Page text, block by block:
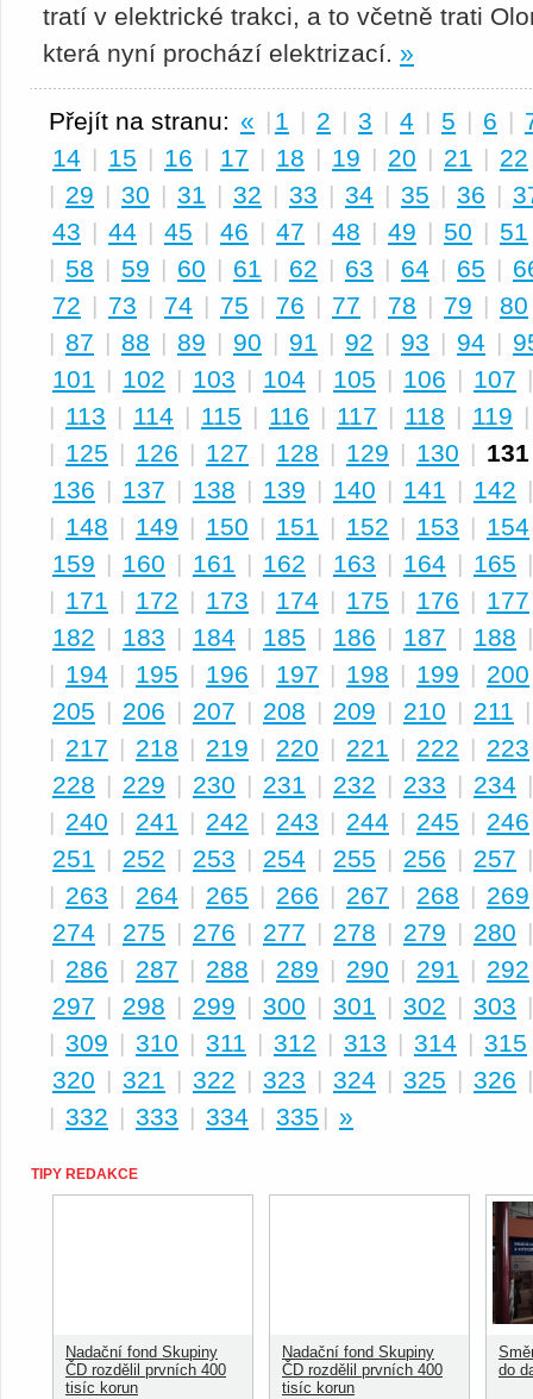
tratí v elektrické trakci, a to včetně trati
která nyní prochází elektrizací. »
Přejít na stranu: « | 1 | 2 | 3 | 4 | 5 | 6 |
14 | 15 | 16 | 17 | 18 | 19 | 20 | 21 | 22
| 29 | 30 | 31 | 32 | 33 | 34 | 35 | 36 |
43 | 44 | 45 | 46 | 47 | 48 | 49 | 50 | 51
| 58 | 59 | 60 | 61 | 62 | 63 | 64 | 65 |
72 | 73 | 74 | 75 | 76 | 77 | 78 | 79 | 80
| 87 | 88 | 89 | 90 | 91 | 92 | 93 | 94 |
101 | 102 | 103 | 104 | 105 | 106 | 107
| 113 | 114 | 115 | 116 | 117 | 118 | 119
| 125 | 126 | 127 | 128 | 129 | 130 | 131
136 | 137 | 138 | 139 | 140 | 141 | 142
| 148 | 149 | 150 | 151 | 152 | 153 | 154
159 | 160 | 161 | 162 | 163 | 164 | 165
| 171 | 172 | 173 | 174 | 175 | 176 | 177
182 | 183 | 184 | 185 | 186 | 187 | 188
| 194 | 195 | 196 | 197 | 198 | 199 | 200
205 | 206 | 207 | 208 | 209 | 210 | 211
| 217 | 218 | 219 | 220 | 221 | 222 | 223
228 | 229 | 230 | 231 | 232 | 233 | 234
| 240 | 241 | 242 | 243 | 244 | 245 | 246
251 | 252 | 253 | 254 | 255 | 256 | 257
| 263 | 264 | 265 | 266 | 267 | 268 | 269
274 | 275 | 276 | 277 | 278 | 279 | 280
| 286 | 287 | 288 | 289 | 290 | 291 | 292
297 | 298 | 299 | 300 | 301 | 302 | 303
| 309 | 310 | 311 | 312 | 313 | 314 | 315
320 | 321 | 322 | 323 | 324 | 325 | 326
| 332 | 333 | 334 | 335 | »
TIPY REDAKCE
Nadační fond Skupiny
ČD rozdělil prvních 400
tisíc korun
Nadační fond Skupiny
ČD rozdělil prvních 400
tisíc korun
do